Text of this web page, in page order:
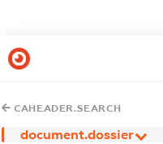
CAHEADER.SEARCH
document.dossier